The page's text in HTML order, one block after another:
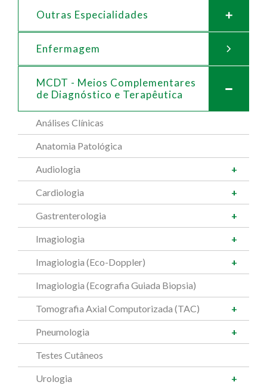
Outras Especialidades
Enfermagem
MCDT - Meios Complementares
de Diagnóstico e Terapêutica
Análises Clínicas
Anatomia Patológica
Audiologia
Cardiologia
Gastrenterologia
Imagiologia
Imagiologia (Eco-Doppler)
Imagiologia (Ecografia Guiada Biopsia)
Tomografia Axial Computorizada (TAC)
Pneumologia
Testes Cutâneos
Urologia